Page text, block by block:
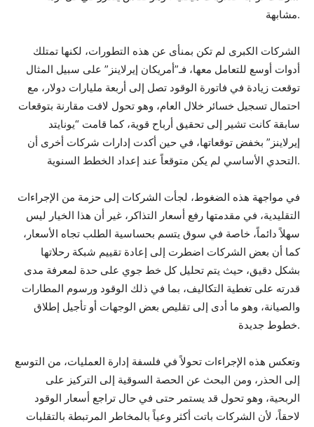
مشابهة.
الشركات الكبرى لم تكن بمنأى عن هذه التطورات، لكنها تمتلك
أدوات أوسع للتعامل معها، فـ”أمريكان إيرلاينز” على سبيل المثال
توقعت زيادة في فاتورة الوقود تصل إلى أربعة مليارات دولار، مع
احتمال تسجيل خسائر خلال العام، وهو تحول لافت مقارنة بتوقعات
سابقة كانت تشير إلى تحقيق أرباح قوية، كما قامت “يونايتد
إيرلاينز” بخفض توقعاتها، في حين أكدت إدارات شركات أخرى أن
التحدي الأساسي لم يكن متوقعاً عند إعداد الخطط السنوية.
في مواجهة هذه الضغوط، لجأت الشركات إلى حزمة من الإجراءات
التقليدية، في مقدمتها رفع أسعار التذاكر، غير أن هذا الخيار ليس
سهلاً دائماً، خاصة في سوق يتسم بحساسية الطلب تجاه الأسعار،
كما أن بعض الشركات اضطرت إلى إعادة تقييم شبكة رحلاتها
بشكل دقيق، حيث يتم تحليل كل خط جوي على حدة لمعرفة مدى
قدرته على تغطية التكاليف، بما في ذلك الوقود ورسوم المطارات
والصيانة، وهو ما أدى إلى تقليص بعض الوجهات أو تأجيل إطلاق
خطوط جديدة.
وتعكس هذه الإجراءات تحولاً في فلسفة إدارة العمليات، من التوسع
إلى الحذر، ومن البحث عن الحصة السوقية إلى التركيز على
الربحية، وهو تحول قد يستمر حتى في حال تراجع أسعار الوقود
لاحقاً، لأن الشركات باتت أكثر وعياً بالمخاطر المرتبطة بالتقلبات